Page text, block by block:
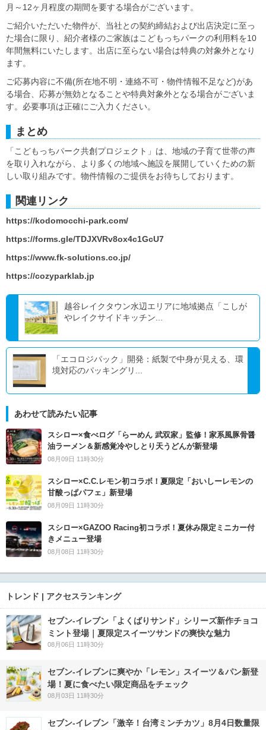
月～12ヶ月程度の期間を要する場合がございます。
ご紹介いただいた物件が、当社との契約締結および出店決定に至っ
た場合に限り、紹介者様のご家族はこどもっちパークの利用料を10
年間無料にいたします。出店に至らない場合は特典の対象外となり
ます。
ご応募内容に不備(所在地不明・連絡不可・物件情報不足など)があ
る場合、応募が無効となることや特典対象外となる場合がございま
す。必要事項は正確にご入力ください。
まとめ
「こどもっちパーク共創プロジェクト」は、地域の子育て世帯の声
を取り入れながら、より多くの地域へ施設を展開していくための新
しい取り組みです。物件情報のご提供をお待ちしております。
関連リンク
https://kodomocchi-park.com/
https://forms.gle/TDJXVRv8ox4c1GcU7
https://www.fk-solutions.co.jp/
https://cozyparklab.jp
越谷レイクタウン水辺エリアに地域拠点「こしが
やレイクサイドキッチン...
「エコロジパック」開発：紙製で中身が見える、環
境対応のパッキングリ...
あわせて読みたい記事
スシロー×食べログ「らーめん 武双家」監修！家系風豚骨醤
油ラーメン＆新感覚冷やしとり天うどんが新登場
08月09日 11時30分
スシロー×C.C.レモン初コラボ！夏限定「おいしーレモンの
甘酸っぱパフェ」新登場
08月09日 11時30分
スシロー×GAZOO Racing初コラボ！夏休み限定ミニカー付
きメニュー登場
08月08日 11時30分
トレンド | アクセスランキング
セブン‐イレブン「よくばりサンド」シリーズ新作チョコ
ミント登場｜夏限定スイーツサンドの爽快な魅力
08月06日 11時30分
セブン‐イレブンに爽やか「レモン」スイーツ＆パン新登
場！夏に食べたい限定商品をチェック
08月03日 11時30分
セブン-イレブン「激辛！台湾ミンチカツ」8月4日数量限